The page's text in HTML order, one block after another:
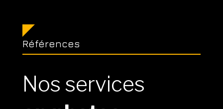
Références
Nos services